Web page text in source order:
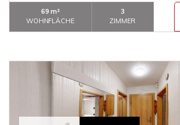
69 m²
WOHNFLÄCHE
3
ZIMMER